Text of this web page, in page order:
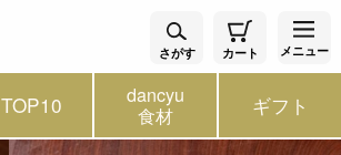
さがす カート メニュー
TOP10 dancyu
食材 ギフト